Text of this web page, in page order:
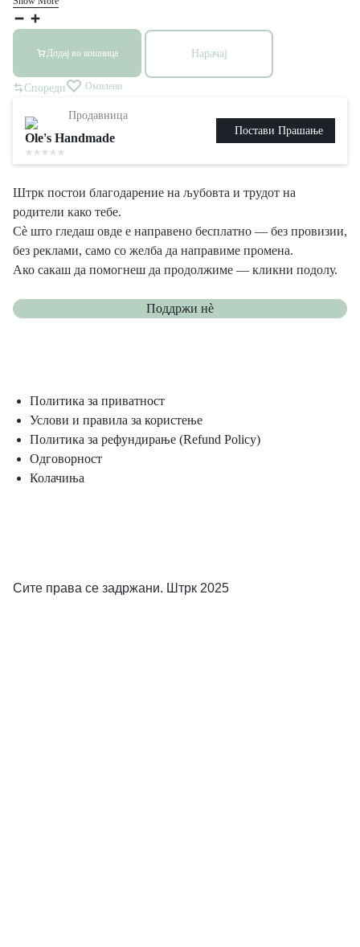
Топлинки
пара
количина
Додај во кошница Нарачај
Спореди Омилени
Продавница
Ole's Handmade
Постави Прашање
Штрк постои благодарение на љубовта и трудот на
родители како тебе.
Сè што гледаш овде е направено бесплатно — без провизии,
без реклами, само со желба да направиме промена.
Ако сакаш да помогнеш да продолжиме — кликни подолу.
Поддржи нѐ
Политика за приватност
Услови и правила за користење
Политика за рефундирање (Refund Policy)
Одговорност
Колачиња
Сите права се задржани. Штрк 2025